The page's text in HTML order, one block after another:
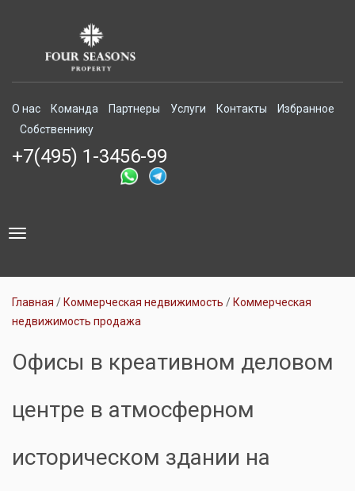
О нас Команда Партнеры Услуги Контакты
Избранное
Собственнику
+7(495) 1-3456-99
Toggle
Главная Коммерческая недвижимость
Коммерческая
недвижимость продажа
Офисы в креативном деловом
центре в атмосферном
историческом здании на